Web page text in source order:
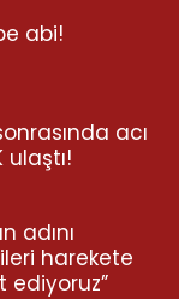
abi!
acı
adını
harekete